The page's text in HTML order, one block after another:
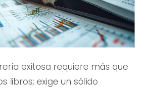
exitosa requiere más que
libros; exige un sólido